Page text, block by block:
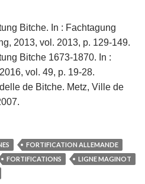
Bitche. In : Fachtagung
2013, vol. 2013, p. 129-149.
Bitche 1673-1870. In :
vol. 49, p. 19-28.
de Bitche. Metz, Ville de
FORTIFICATION ALLEMANDE
FORTIFICATIONS
LIGNE MAGINOT